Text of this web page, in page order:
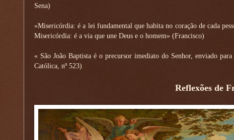
Sena)
«Misericórdia: é a lei fundamental que habita no coração de cada
Misericórdia: é a via que une Deus e o homem» (Francisco)
« São João Baptista é o precursor imediato do Senhor, enviado
Católica, nº 523)
Reflexões de